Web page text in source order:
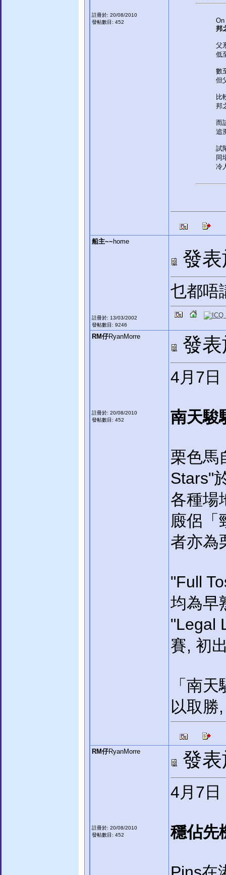
註冊於: 20/08/2010
發帖數目: 452
On
邦
父
低
數
但
比
邦
而
追
試
同
冷
船主~~ home
註冊於: 13/03/2002
發帖數目: 9246
發
乜都唔
RM仔RyanMorre
註冊於: 20/08/2010
發帖數目: 452
發
4月7日
南天駿
栗色馬
Stars"
各種場
廄侶「
者亦為
"Full
均為早
"Legal
賽, 初
「南
以取勝
RM仔RyanMorre
註冊於: 20/08/2010
發帖數目: 452
發
4月7日
穩佔先